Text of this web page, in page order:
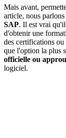
Mais avant,
article, nous
SAP. Il est vrai
d'obtenir une
des certifications ou
que l'option la plus
officielle ou
logiciel.